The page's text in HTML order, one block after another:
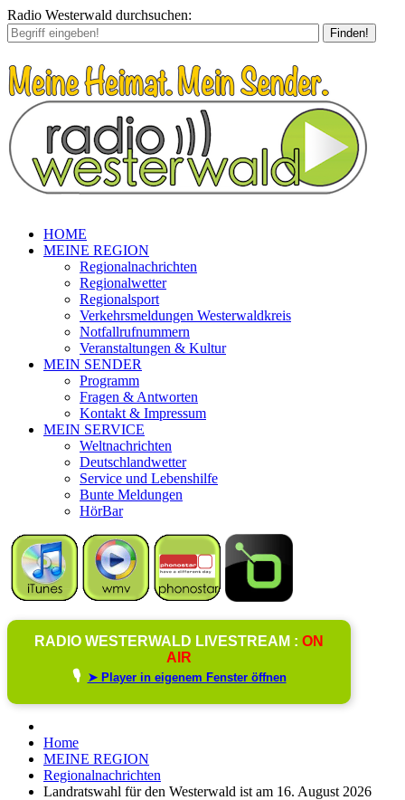
Radio Westerwald durchsuchen:
Finden!
HOME
MEINE REGION
Regionalnachrichten
Regionalwetter
Regionalsport
Verkehrsmeldungen Westerwaldkreis
Notfallrufnummern
Veranstaltungen & Kultur
MEIN SENDER
Programm
Fragen & Antworten
Kontakt & Impressum
MEIN SERVICE
Weltnachrichten
Deutschlandwetter
Service und Lebenshilfe
Bunte Meldungen
HörBar
RADIO WESTERWALD LIVESTREAM : ON
AIR
🎙️ ➤ Player in eigenem Fenster öffnen
Home
MEINE REGION
Regionalnachrichten
Landratswahl für den Westerwald ist am 16. August 2026